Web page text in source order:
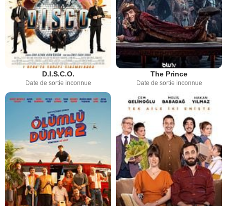
D.I.S.C.O.
Date de sortie inconnue
The Prince
Date de sortie inconnue